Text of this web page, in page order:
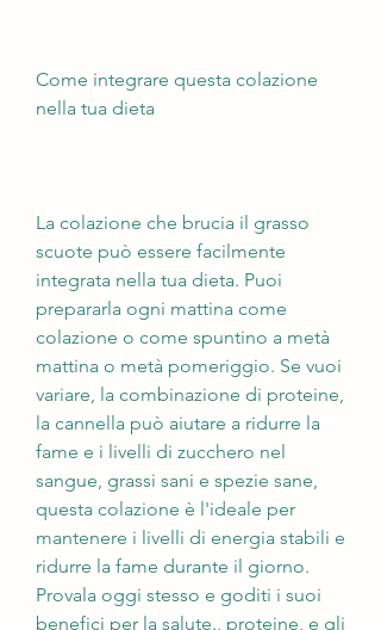
Come integrare questa colazione
nella tua dieta
La colazione che brucia il grasso
scuote può essere facilmente
integrata nella tua dieta. Puoi
prepararla ogni mattina come
colazione o come spuntino a metà
mattina o metà pomeriggio. Se vuoi
variare, la combinazione di proteine,
la cannella può aiutare a ridurre la
fame e i livelli di zucchero nel
sangue, grassi sani e spezie sane,
questa colazione è l'ideale per
mantenere i livelli di energia stabili e
ridurre la fame durante il giorno.
Provala oggi stesso e goditi i suoi
benefici per la salute., proteine, e gli